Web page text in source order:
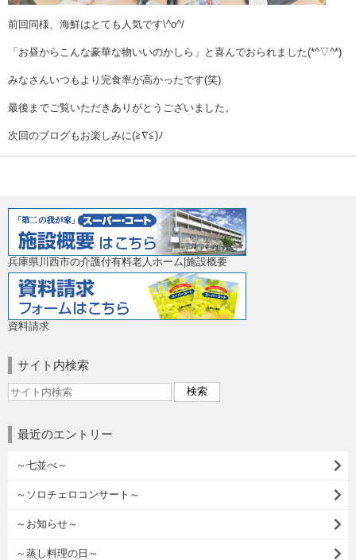
前回同様、海鮮はとても人気です\^o^/
「お昼からこんな豪華な物いいのかしら」と喜んでおられました(*^▽^*)
みなさんいつもより完食率が高かったです(笑)
最後までご覧いただきありがとうございました。
次回のブログもお楽しみに(≧∇≦)ﾉ
兵庫県川西市の介護付有料老人ホーム|施設概要
資料請求
サイト内検索
最近のエントリー
～七並べ～
～ソロチェロコンサート～
～お知らせ～
～蒸し料理の日～